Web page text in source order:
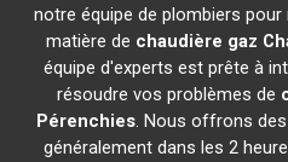
notre équipe de plombiers
matière de chaudière gaz
équipe d'experts est prête à
résoudre vos problèmes de
Pérenchies. Nous offrons
généralement dans les 2